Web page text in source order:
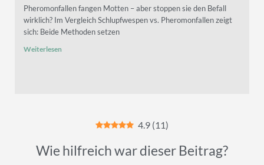
Pheromonfallen fangen Motten – aber stoppen sie den Befall
wirklich? Im Vergleich Schlupfwespen vs. Pheromonfallen zeigt
sich: Beide Methoden setzen
Weiterlesen
4.9 (11)
Wie hilfreich war dieser Beitrag?